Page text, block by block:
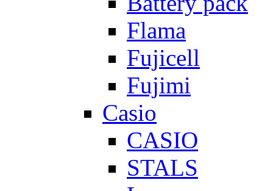
Flama
Fujicell
Fujimi
Casio
CASIO
STALS